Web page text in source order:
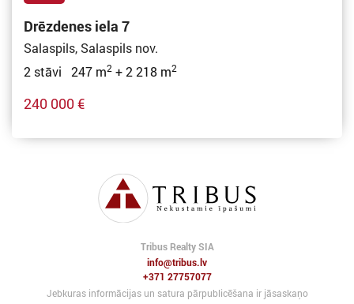
Drēzdenes iela 7
Salaspils, Salaspils nov.
2 stāvi 247 m2 + 2 218 m2
240 000 €
Tribus Realty SIA
info@tribus.lv
+371 27757077
Jebkuras informācijas un satura pārpublicēšana ir jāsaskaņo